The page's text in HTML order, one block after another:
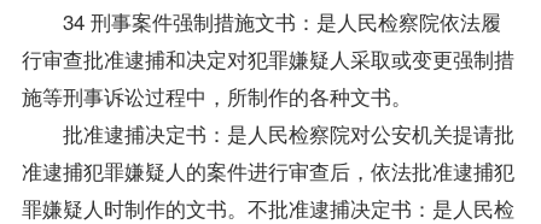
34 刑事案件强制措施文书：是人民检察院依法履
行审查批准逮捕和决定对犯罪嫌疑人采取或变更强制措
施等刑事诉讼过程中，所制作的各种文书。
批准逮捕决定书：是人民检察院对公安机关提请批
准逮捕犯罪嫌疑人的案件进行审查后，依法批准逮捕犯
罪嫌疑人时制作的文书。不批准逮捕决定书：是人民检